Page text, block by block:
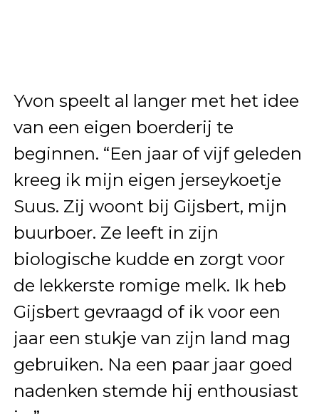
Yvon speelt al langer met het idee
van een eigen boerderij te
beginnen. “Een jaar of vijf geleden
kreeg ik mijn eigen jerseykoetje
Suus. Zij woont bij Gijsbert, mijn
buurboer. Ze leeft in zijn
biologische kudde en zorgt voor
de lekkerste romige melk. Ik heb
Gijsbert gevraagd of ik voor een
jaar een stukje van zijn land mag
gebruiken. Na een paar jaar goed
nadenken stemde hij enthousiast